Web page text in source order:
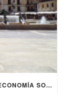
VALÈNCIA, CAPITAL ESPAÑOLA DE LA ECONOMÍA SOCIAL EN 2024